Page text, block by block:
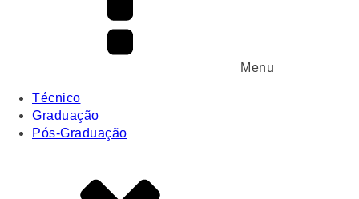
Menu
Técnico
Graduação
Pós-Graduação